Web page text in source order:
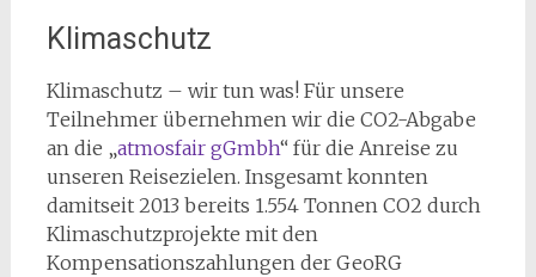
Klimaschutz
Klimaschutz – wir tun was! Für unsere
Teilnehmer übernehmen wir die CO2-Abgabe
an die „atmosfair gGmbh“ für die Anreise zu
unseren Reisezielen. Insgesamt konnten
damitseit 2013 bereits 1.554 Tonnen CO2 durch
Klimaschutzprojekte mit den
Kompensationszahlungen der GeoRG